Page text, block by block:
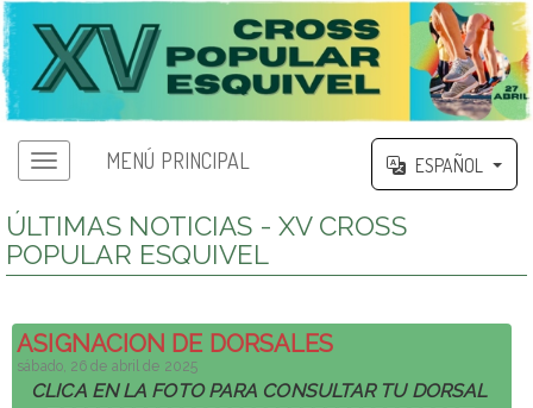
MENÚ PRINCIPAL ESPAÑOL
ÚLTIMAS NOTICIAS - XV CROSS
POPULAR ESQUIVEL
ASIGNACION DE DORSALES
sábado, 26 de abril de 2025
CLICA EN LA FOTO PARA CONSULTAR TU DORSAL